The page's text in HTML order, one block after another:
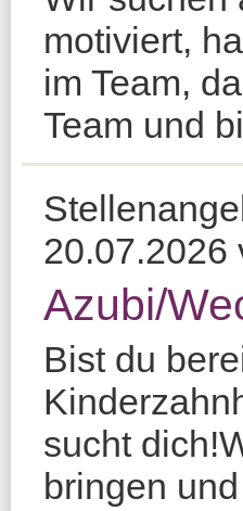
motiviert,
im Team,
Team und
20.07.2026
Azubi/
Bist du
sucht
bringen